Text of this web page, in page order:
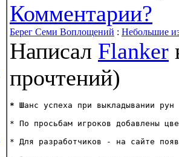
Комментарии?
Берег Семи Воплощений : Небольшие
Написал Flanker
прочтений)
* Шанс успеха при выкладывании рун
* По просьбам игроков добавлены
* Для разработчиков - на сайте